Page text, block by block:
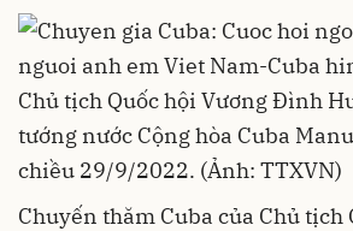
Chủ tịch Quốc hội Vương Đình
tướng nước Cộng hòa Cuba
chiều 29/9/2022. (Ảnh: TTXVN)
Chuyến thăm Cuba của Chủ tịch